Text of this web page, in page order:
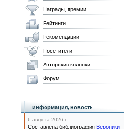
Награды, премии
Рейтинги
Рекомендации
Посетители
Авторские колонки
Форум
информация, новости
6 августа 2026 г.
Составлена библиография Вероники